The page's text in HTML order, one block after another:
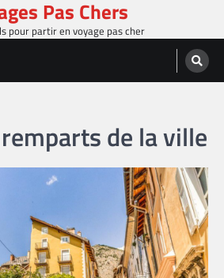
Pas Chers
pour partir en voyage pas cher
remparts de la ville